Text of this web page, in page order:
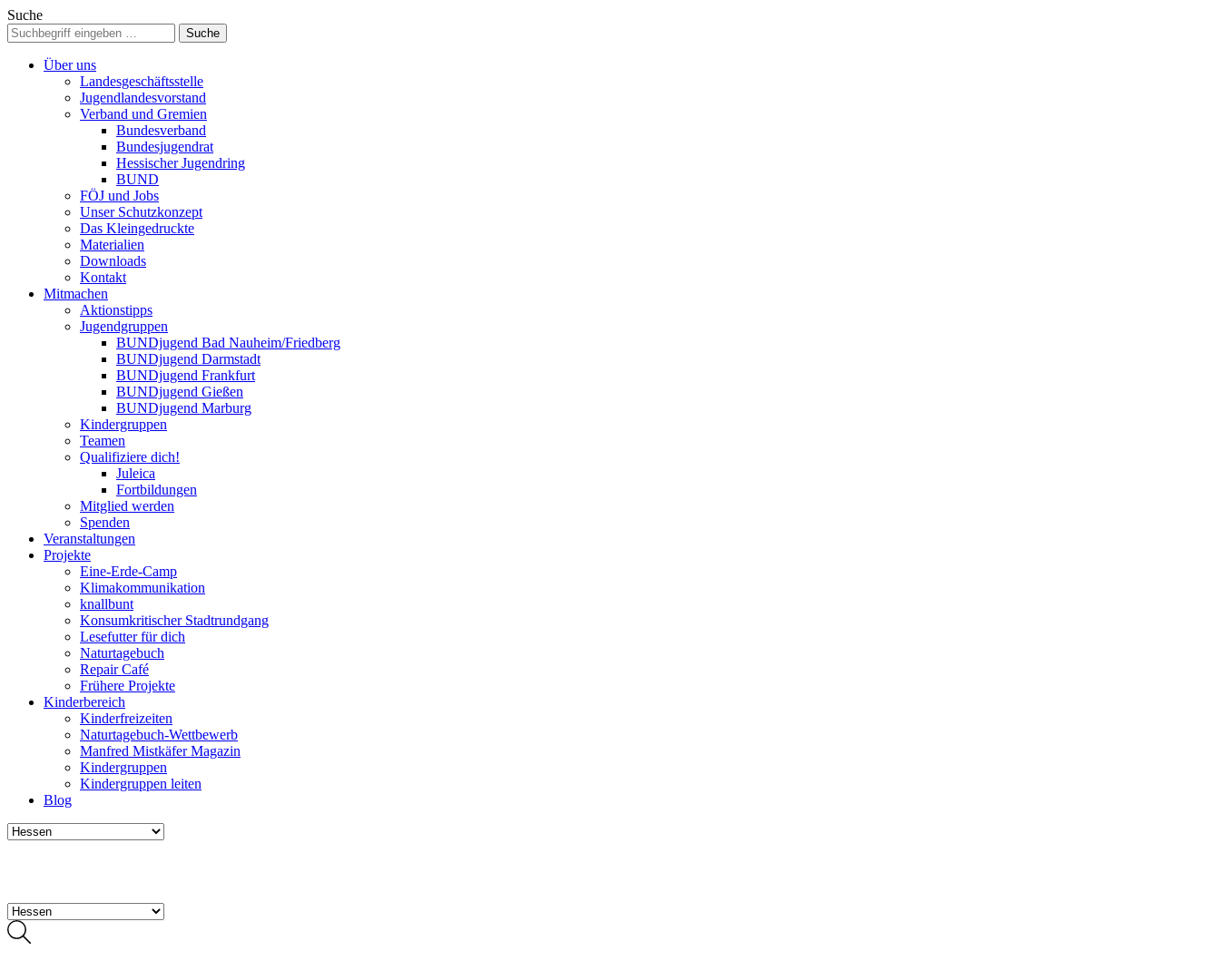
Suche
Über uns
Landesgeschäftsstelle
Jugendlandesvorstand
Verband und Gremien
Bundesverband
Bundesjugendrat
Hessischer Jugendring
BUND
FÖJ und Jobs
Unser Schutzkonzept
Das Kleingedruckte
Materialien
Downloads
Kontakt
Mitmachen
Aktionstipps
Jugendgruppen
BUNDjugend Bad Nauheim/Friedberg
BUNDjugend Darmstadt
BUNDjugend Frankfurt
BUNDjugend Gießen
BUNDjugend Marburg
Kindergruppen
Teamen
Qualifiziere dich!
Juleica
Fortbildungen
Mitglied werden
Spenden
Veranstaltungen
Projekte
Eine-Erde-Camp
Klimakommunikation
knallbunt
Konsumkritischer Stadtrundgang
Lesefutter für dich
Naturtagebuch
Repair Café
Frühere Projekte
Kinderbereich
Kinderfreizeiten
Naturtagebuch-Wettbewerb
Manfred Mistkäfer Magazin
Kindergruppen
Kindergruppen leiten
Blog